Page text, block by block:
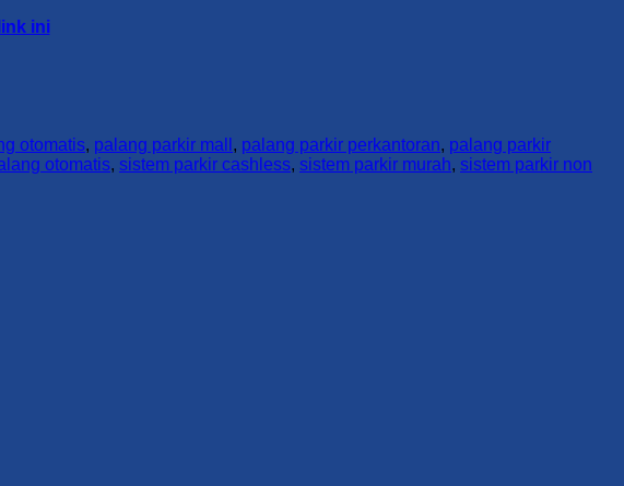
ini
otomatis, palang parkir mall , palang parkir perkantoran, palang parkir
otomatis, sistem parkir cashless, sistem parkir murah, sistem parkir non